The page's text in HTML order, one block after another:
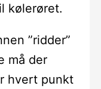
kølerøret.
”ridder”
må der
hvert punkt